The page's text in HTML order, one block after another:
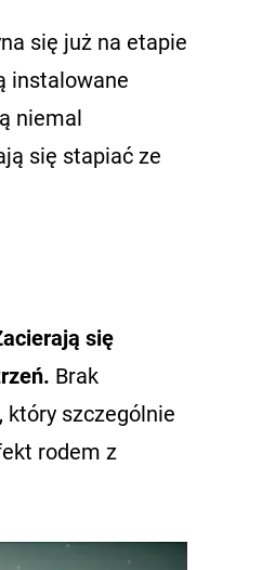
się już na etapie
instalowane
niemal
się stapiać ze
się
Brak
który szczególnie
rodem z